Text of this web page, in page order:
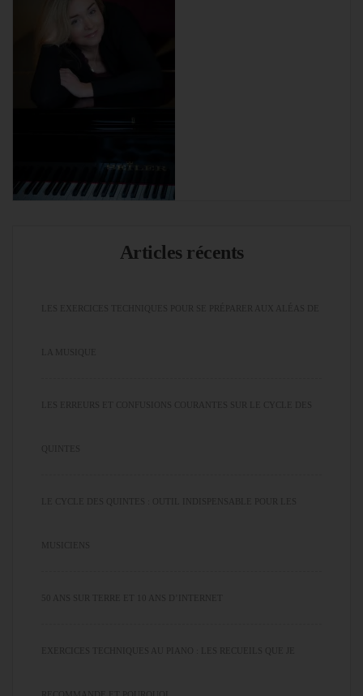
Articles récents
LES EXERCICES TECHNIQUES POUR SE PRÉPARER AUX ALÉAS DE
LA MUSIQUE
LES ERREURS ET CONFUSIONS COURANTES SUR LE CYCLE DES
QUINTES
LE CYCLE DES QUINTES : OUTIL INDISPENSABLE POUR LES
MUSICIENS
50 ANS SUR TERRE ET 10 ANS D’INTERNET
EXERCICES TECHNIQUES AU PIANO : LES RECUEILS QUE JE